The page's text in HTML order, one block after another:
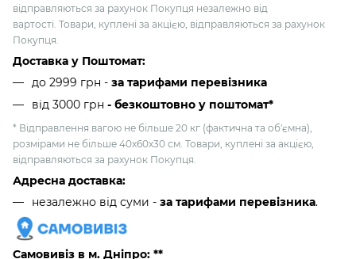
відправляються за рахунок Покупця незалежно від
вартості. Товари, куплені за акцією, відправляються за рахунок
Покупця.
Доставка у Поштомат:
до 2999 грн - за тарифами перевізника
від 3000 грн - безкоштовно у поштомат*
* Відправлення вагою не більше 20 кг (фактична та об'ємна),
розмірами не більше 40х60х30 см. Товари, куплені за акцією,
відправляються за рахунок Покупця.
Адресна доставка:
незалежно від суми - за тарифами перевізника.
Самовивіз в м. Дніпро: **